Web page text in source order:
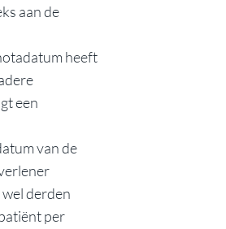
aan de
heeft
een
van de
derden
per